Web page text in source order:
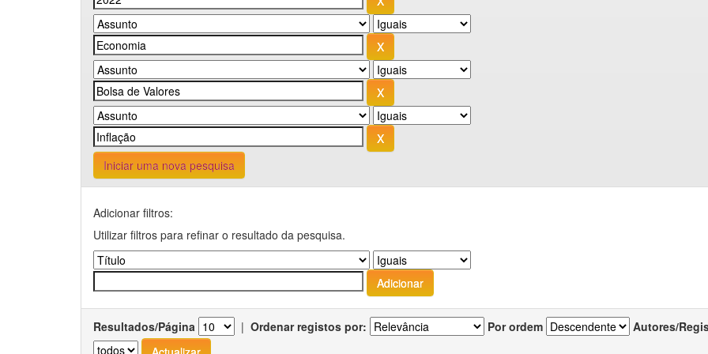
Iniciar uma nova pesquisa
Adicionar filtros:
Utilizar filtros para refinar o resultado da pesquisa.
Resultados/Página | Ordenar registos por: Por ordem Autores/